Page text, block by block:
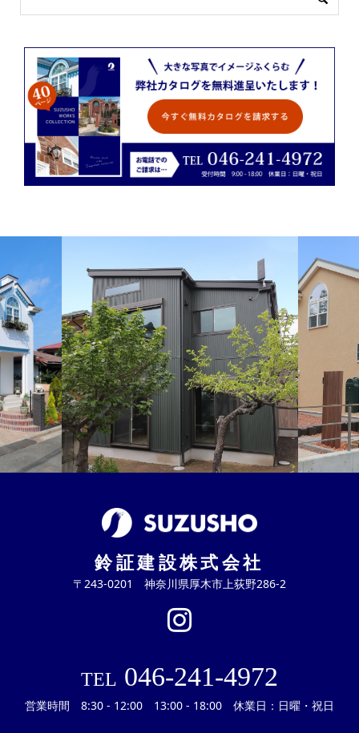
鈴証建設株式会社
〒243-0201 神奈川県厚木市上荻野286-2
TEL 046-241-4972
営業時間 8:30 - 12:00 13:00 - 18:00 休業日：日曜・祝日